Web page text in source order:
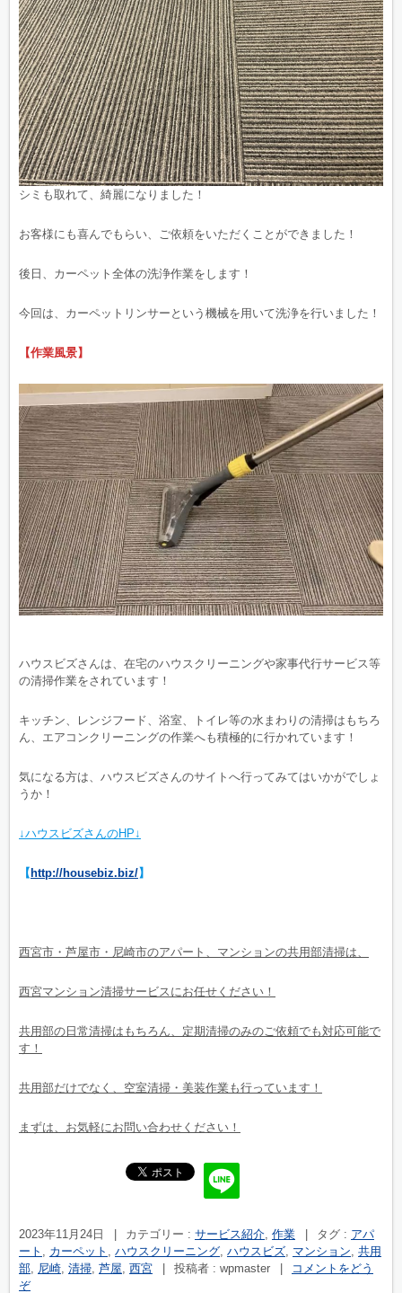
シミも取れて、綺麗になりました！
お客様にも喜んでもらい、ご依頼をいただくことができました！
後日、カーペット全体の洗浄作業をします！
今回は、カーペットリンサーという機械を用いて洗浄を行いました！
【作業風景】
ハウスビズさんは、在宅のハウスクリーニングや家事代行サービス等
の清掃作業をされています！
キッチン、レンジフード、浴室、トイレ等の水まわりの清掃はもちろ
ん、エアコンクリーニングの作業へも積極的に行かれています！
気になる方は、ハウスビズさんのサイトへ行ってみてはいかがでしょ
うか！
↓ハウスビズさんのHP↓
【 http://housebiz.biz/】
西宮市・芦屋市・尼崎市のアパート、マンションの共用部清掃は、
西宮マンション清掃サービスにお任せください！
共用部の日常清掃はもちろん、定期清掃のみのご依頼でも対応可能で
す！
共用部だけでなく、空室清掃・美装作業も行っています！
まずは、お気軽にお問い合わせください！
2023年11月24日 カテゴリー : サービス紹介, 作業 タグ : アパ
ート , カーペット , ハウスクリーニング, ハウスビズ, マンション, 共用
部, 尼崎, 清掃, 芦屋, 西宮 投稿者 : wpmaster
コメントをどう
ぞ